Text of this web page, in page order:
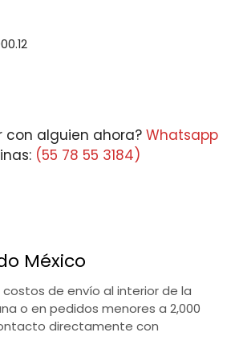
Price
con alguien ahora? Whatsapp
(55 78 55 3184)
México
de envío al interior de la
o en pedidos menores a 2,000
directamente con